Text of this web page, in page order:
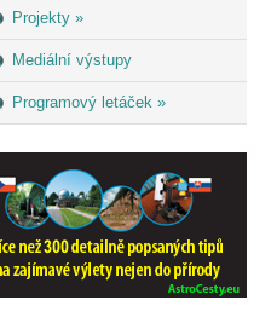
Projekty »
Mediální výstupy
Programový letáček »